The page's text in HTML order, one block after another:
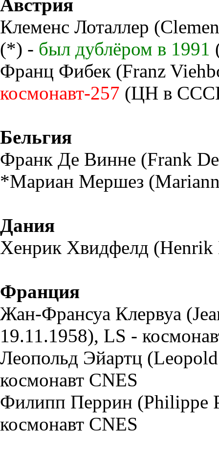
Австрия
Клеменс Лоталлер
(*) - был дублёром в 1991
Франц Фибек (Franz
космонавт-257 (ЦН в
Бельгия
Франк Де Винне (Frank
*Мариан Мершез
Дания
Хенрик Хвидфелд
Франция
Жан-Франсуа Клервуа
19.11.1958), LS -
Леопольд Эйартц
космонавт CNES
Филипп Перрин (Philippe
космонавт CNES